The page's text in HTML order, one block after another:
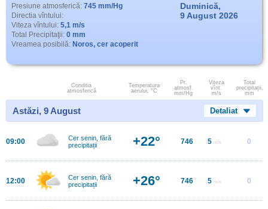
Presiune atmosferică: 745 mm/Hg
Directia vîntului:
Viteza vîntului: 5,1 m/s
Total Precipitaţii: 0 mm
Vreamea posibilă: Noros, cer acoperit
Duminică,
9 August 2026
Conditia
atmosferică
Temperatura
aerului, °C
Pr.
atmosf.
mm/Hg
Viteza
vînt.
m/s
Total
precipitații,
mm
Astăzi, 9 August Detaliat
09:00
Cer senin, fără
precipitații
+22° 746 5 m/s 0
12:00
Cer senin, fără
precipitații
+26° 746 5 m/s 0